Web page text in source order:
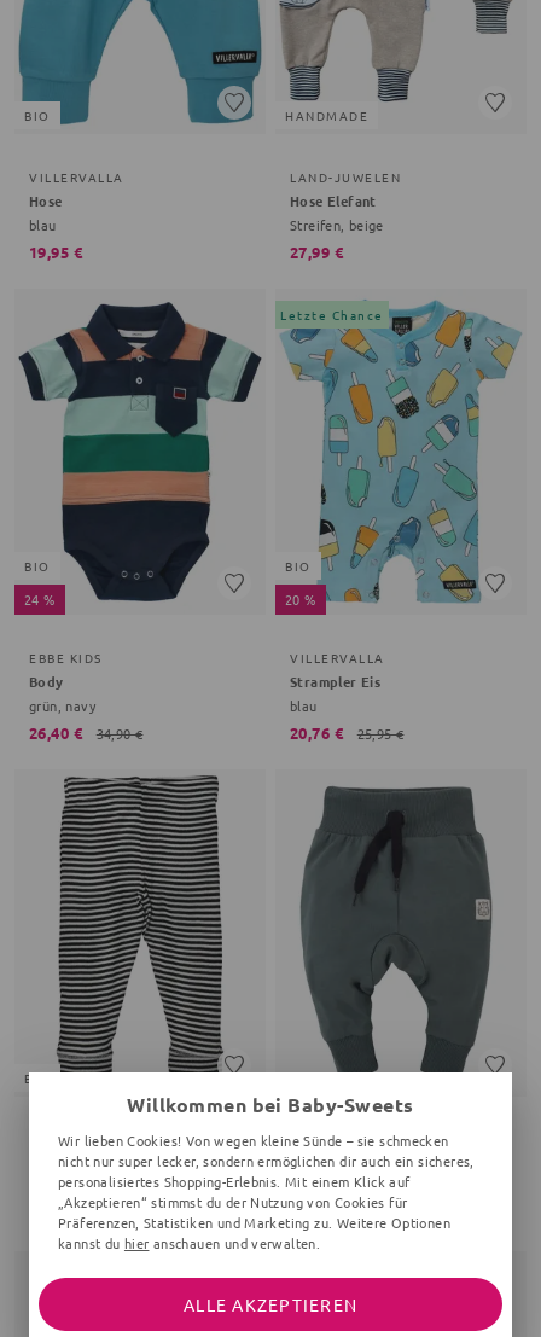
BIO
VILLERVALLA
Hose
blau
19,95 €
HANDMADE
LAND-JUWELEN
Hose Elefant
Streifen, beige
27,99 €
BIO
24 %
EBBE KIDS
Body
grün, navy
26,40 € 34,90 €
Letzte Chance
BIO
20 %
VILLERVALLA
Strampler Eis
blau
20,76 € 25,95 €
BIO
TURTLEDOVE LONDON
Leggings
Streifen, schwarz, weiß
29,99 €
PINOKIO
Hose Tiger
grün
22,99 €
Willkommen bei Baby-Sweets
Wir lieben Cookies! Von wegen kleine Sünde – sie schmecken
nicht nur super lecker, sondern ermöglichen dir auch ein sicheres,
personalisiertes Shopping-Erlebnis. Mit einem Klick auf
„Akzeptieren“ stimmst du der Nutzung von Cookies für
Präferenzen, Statistiken und Marketing zu. Weitere Optionen
kannst du hier anschauen und verwalten.
ALLE AKZEPTIEREN